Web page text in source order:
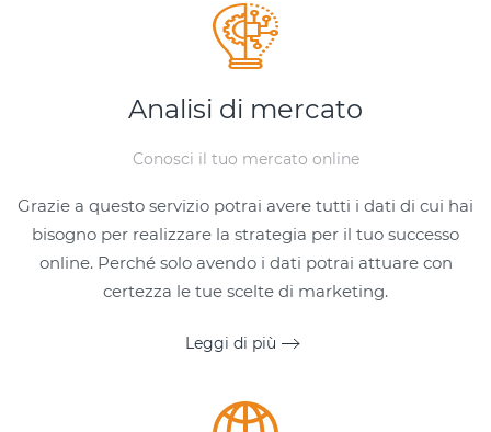
Analisi di mercato
Conosci il tuo mercato online
Grazie a questo servizio potrai avere tutti i dati di cui hai
bisogno per realizzare la strategia per il tuo successo
online. Perché solo avendo i dati potrai attuare con
certezza le tue scelte di marketing.
Leggi di più